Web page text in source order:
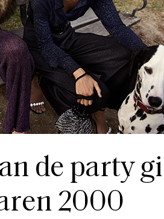
de party
2000